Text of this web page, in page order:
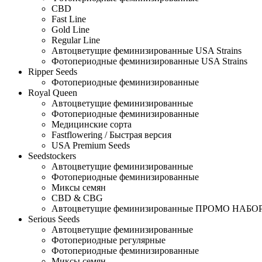
CBD
Fast Line
Gold Line
Regular Line
Автоцветущие феминизированные USA Strains
Фотопериодные феминизированные USA Strains
Ripper Seeds
Фотопериодные феминизированные
Royal Queen
Автоцветущие феминизированные
Фотопериодные феминизированные
Медицинские сорта
Fastflowering / Быстрая версия
USA Premium Seeds
Seedstockers
Автоцветущие феминизированные
Фотопериодные феминизированные
Миксы семян
CBD & CBG
Автоцветущие феминизированные ПРОМО
Serious Seeds
Автоцветущие феминизированные
Фотопериодные регулярные
Фотопериодные феминизированные